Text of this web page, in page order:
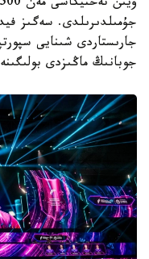
جۇمىلدىرىلدى. سەگىز
جوبانىڭ ماڭىزدى